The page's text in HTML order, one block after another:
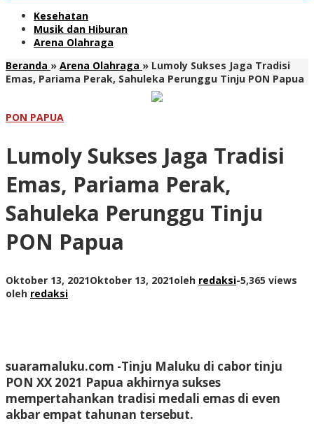
Kesehatan
Musik dan Hiburan
Arena Olahraga
Beranda » Arena Olahraga » Lumoly Sukses Jaga Tradisi
Emas, Pariama Perak, Sahuleka Perunggu Tinju PON Papua
PON PAPUA
Lumoly Sukses Jaga Tradisi
Emas, Pariama Perak,
Sahuleka Perunggu Tinju
PON Papua
Oktober 13, 2021Oktober 13, 2021oleh redaksi-5,365 views
oleh redaksi
suaramaluku.com -Tinju Maluku di cabor tinju
PON XX 2021 Papua akhirnya sukses
mempertahankan tradisi medali emas di even
akbar empat tahunan tersebut.